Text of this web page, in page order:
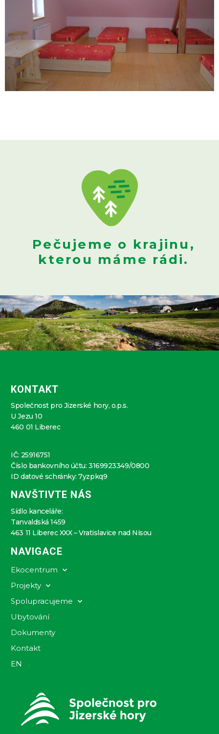
Pečujeme o krajinu,
kterou máme rádi.
KONTAKT
Společnost pro Jizerské hory, o.p.s.
U Jezu 10
460 01 Liberec
IČ: 25916751
Číslo bankovního účtu: 3169923349/0800
ID datové schránky: 7yzpkq9
NAVŠTIVTE NÁS
Sídlo kanceláře:
Tanvaldská 1459
463 11 Liberec XXX – Vratislavice nad Nisou
NAVIGACE
Ekocentrum
Projekty
Spolupracujeme
Ubytování
Dokumenty
Kontakt
EN